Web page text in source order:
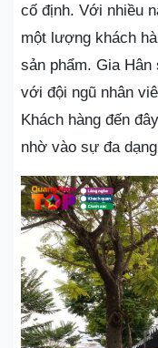
cố định. Với nhiều
một lượng khách
sản phẩm. Gia
với đội ngũ nhân
Khách hàng đến
nhờ vào sự đa